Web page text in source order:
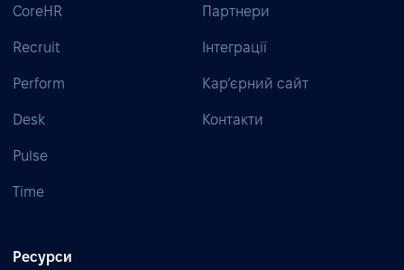
CoreHR
Recruit
Perform
Desk
Pulse
Time
Партнери
Інтеграції
Кар’єрний сайт
Контакти
Ресурси